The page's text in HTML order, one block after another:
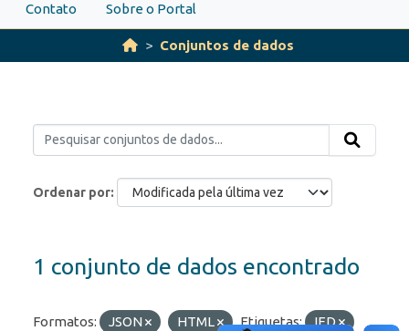
Contato Sobre o Portal
Conjuntos de dados
Ordenar por
1 conjunto de dados encontrado
Formatos: JSON HTML Etiquetas:
IED